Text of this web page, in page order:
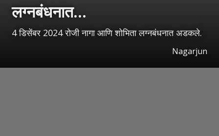
लग्नबंधनात...
4 डिसेंबर 2024 रोजी नागा आणि शोभिता लग्नबंधनात अडकले.
Nagarjun